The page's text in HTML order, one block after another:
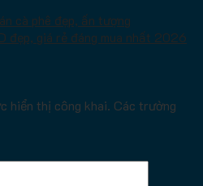
cà phê đẹp, ấn tượng
đẹp, giá rẻ đáng mua nhất 2026
hiển thị công khai. Các trường